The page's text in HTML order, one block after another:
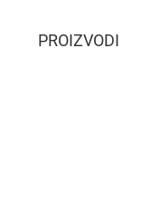
PROIZVODI